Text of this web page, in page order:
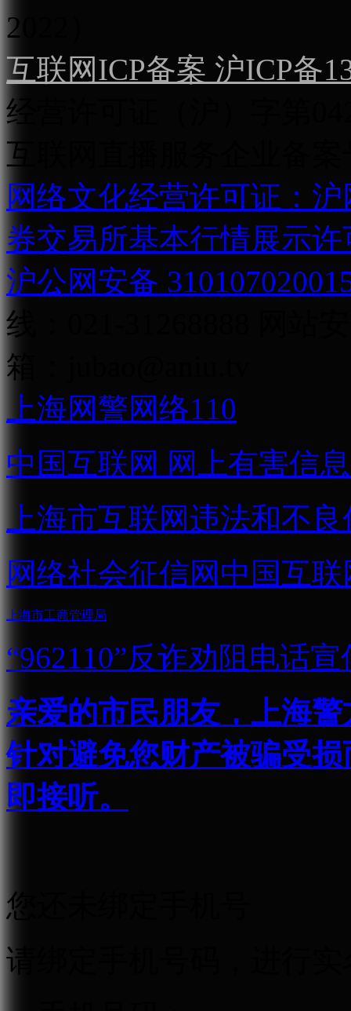
2022）
互联网ICP备案 沪ICP备
经营许可证（沪）字第
互联网直播服务企业备案
网络文化经营许可证：
券交易所基本行情展示许
沪公网安备
线：021-31268888
箱：
上海网警网络110
中国互联网 网上有害信
上海市互联网违法和不
网络社会征信网 中国互
上海市工商管理局
“962110”反诈劝阻电话宣
亲爱的市民朋友，上海
针对避免您财产被骗受
即接听。
您还未绑定手机号
请绑定手机号码，进行